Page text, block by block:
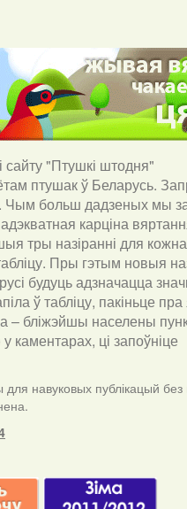
"Птушкі штодня"
птушак ў Беларусь.
Чым больш дадзеных мы
карціна
тры назіранні для
Пры гэтым новыя
будуць адзначацца
ў табліцу, пакіньце пра
– бліжэйшы населены
каментарах, ці запоўніце
навуковых публікацый без